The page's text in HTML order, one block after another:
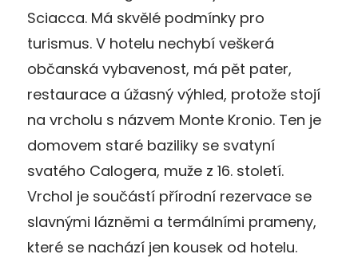
Sciacca. Má skvělé podmínky pro
turismus. V hotelu nechybí veškerá
občanská vybavenost, má pět pater,
restaurace a úžasný výhled, protože stojí
na vrcholu s názvem Monte Kronio. Ten je
domovem staré baziliky se svatyní
svatého Calogera, muže z 16. století.
Vrchol je součástí přírodní rezervace se
slavnými lázněmi a termálními prameny,
které se nachází jen kousek od hotelu.